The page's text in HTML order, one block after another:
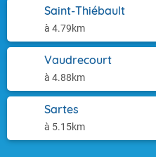
Saint-Thiébault
à 4.79km
Vaudrecourt
à 4.88km
Sartes
à 5.15km